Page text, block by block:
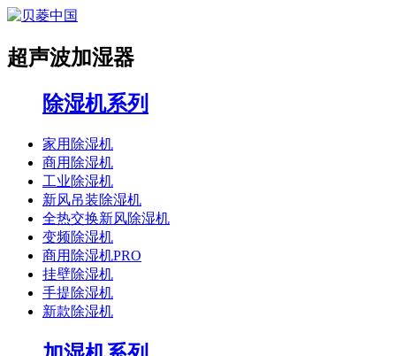
超声波加湿器
除湿机系列
家用除湿机
商用除湿机
工业除湿机
新风吊装除湿机
全热交换新风除湿机
变频除湿机
商用除湿机PRO
挂壁除湿机
手提除湿机
新款除湿机